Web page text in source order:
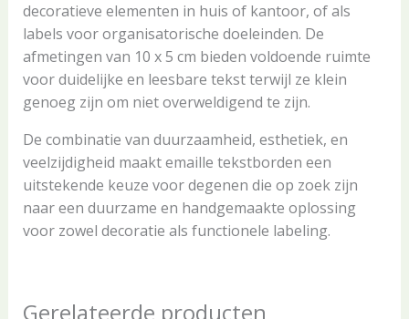
decoratieve elementen in huis of kantoor, of als
labels voor organisatorische doeleinden. De
afmetingen van 10 x 5 cm bieden voldoende ruimte
voor duidelijke en leesbare tekst terwijl ze klein
genoeg zijn om niet overweldigend te zijn.
De combinatie van duurzaamheid, esthetiek, en
veelzijdigheid maakt emaille tekstborden een
uitstekende keuze voor degenen die op zoek zijn
naar een duurzame en handgemaakte oplossing
voor zowel decoratie als functionele labeling.
Gerelateerde producten